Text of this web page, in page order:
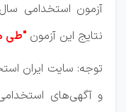
نتایج این آزمون "طی
توجه: سایت ایران
و آگهی‌های